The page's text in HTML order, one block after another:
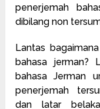
penerjemah
dibilang non
Lantas
bahasa jerman?
bahasa Jerman
penerjemah
dan latar